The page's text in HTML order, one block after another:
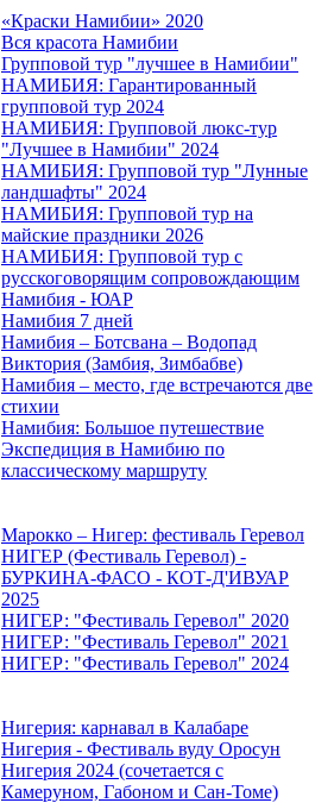
«Краски Намибии» 2020
Вся красота Намибии
Групповой тур "лучшее в Намибии"
НАМИБИЯ: Гарантированный
групповой тур 2024
НАМИБИЯ: Групповой люкс-тур
"Лучшее в Намибии" 2024
НАМИБИЯ: Групповой тур "Лунные
ландшафты" 2024
НАМИБИЯ: Групповой тур на
майские праздники 2026
НАМИБИЯ: Групповой тур с
русскоговорящим сопровождающим
Намибия - ЮАР
Намибия 7 дней
Намибия – Ботсвана – Водопад
Виктория (Замбия, Зимбабве)
Намибия – место, где встречаются две
стихии
Намибия: Большое путешествие
Экспедиция в Намибию по
классическому маршруту
Марокко – Нигер: фестиваль Геревол
НИГЕР (Фестиваль Геревол) -
БУРКИНА-ФАСО - КОТ-Д'ИВУАР
2025
НИГЕР: "Фестиваль Геревол" 2020
НИГЕР: "Фестиваль Геревол" 2021
НИГЕР: "Фестиваль Геревол" 2024
Нигерия: карнавал в Калабаре
Нигерия - Фестиваль вуду Оросун
Нигерия 2024 (сочетается с
Камеруном, Габоном и Сан-Томе)